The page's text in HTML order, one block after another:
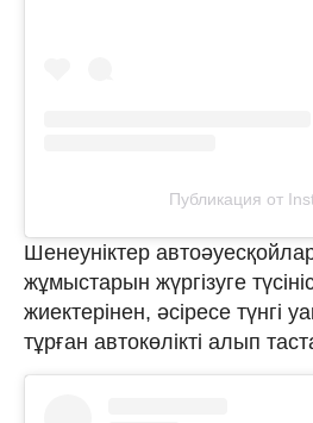
Публикация от
Шенеуніктер
жұмыстарын жүргізуге
жиектерінен, әсіресе түнгі
тұрған автокөлікті алып